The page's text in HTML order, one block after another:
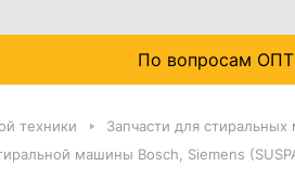
По вопросам
техники Запчасти для
машины Bosch, Siemens